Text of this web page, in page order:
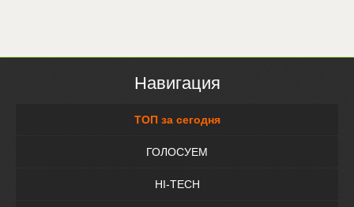
Навигация
ТОП за сегодня
ГОЛОСУЕМ
HI-TECH